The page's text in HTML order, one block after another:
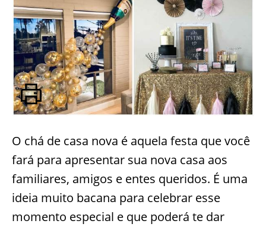
O chá de casa nova é aquela festa que você
fará para apresentar sua nova casa aos
familiares, amigos e entes queridos. É uma
ideia muito bacana para celebrar esse
momento especial e que poderá te dar